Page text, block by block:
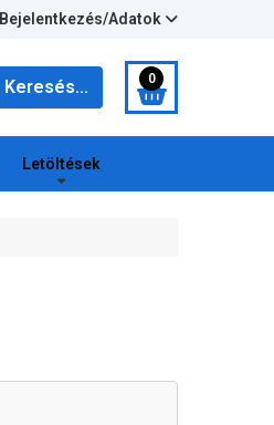
Bejelentkezés/Adatok
Keresés... 0
Letöltések